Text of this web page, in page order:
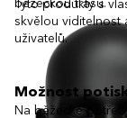
běžeckou trasu.
Tyto produkty s
skvělou viditelnost
uživatelů.
Možnost
Na běžecké